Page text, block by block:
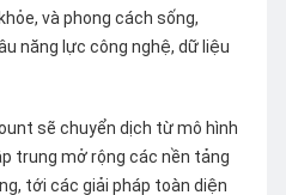
và phong cách sống,
năng lực công nghệ, dữ liệu
sẽ chuyển dịch từ mô hình
trung mở rộng các nền tảng
tới các giải pháp toàn diện